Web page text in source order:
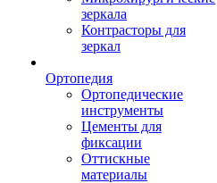
зеркала
Контрасторы для
зеркал
Ортопедия
Ортопедические
инструменты
Цементы для
фиксации
Оттискные
материалы